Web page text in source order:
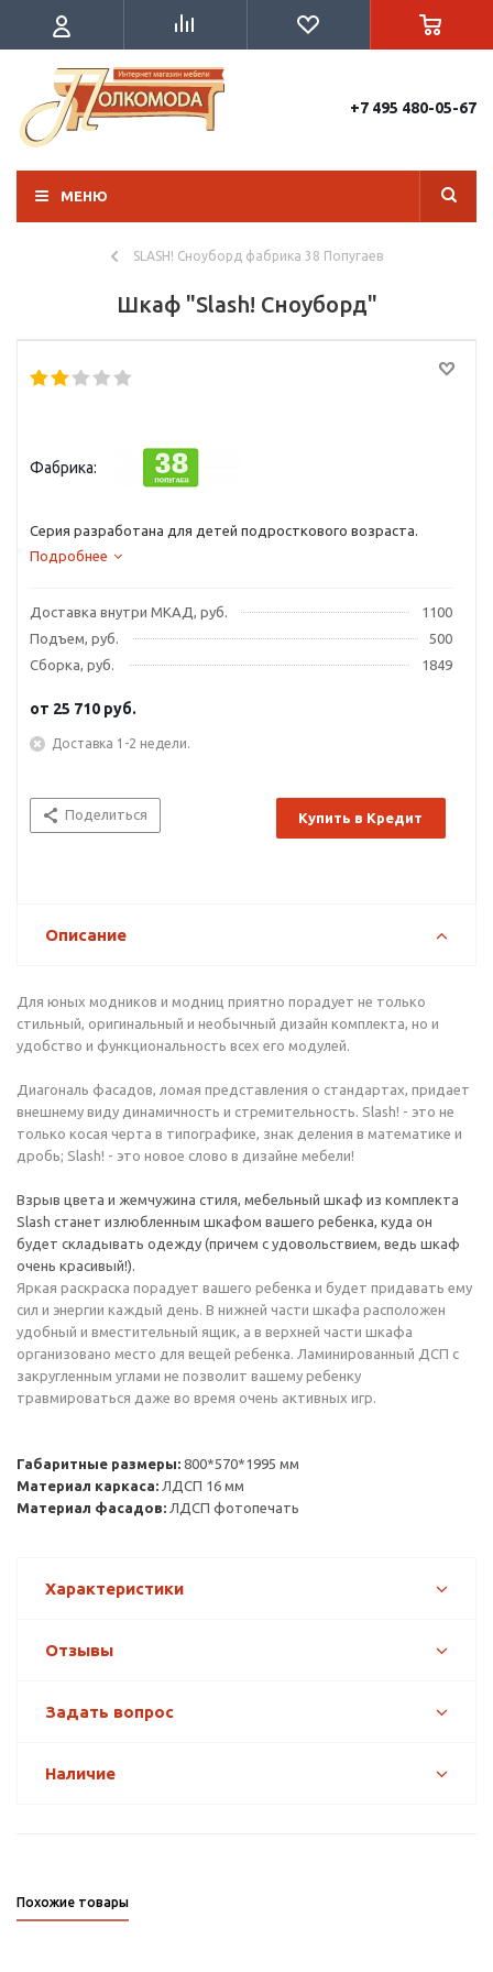
+7 495 480-05-67
МЕНЮ
SLASH! Сноуборд фабрика 38 Попугаев
Шкаф "Slash! Сноуборд"
Фабрика:
Серия разработана для детей подросткового возраста.
Подробнее
Доставка внутри МКАД, руб.
1100
Подъем, руб.
500
Сборка, руб.
1849
от 25 710 руб.
Доставка 1-2 недели.
Поделиться Купить в Кредит
Описание
Для юных модников и модниц приятно порадует не только
стильный, оригинальный и необычный дизайн комплекта, но и
удобство и функциональность всех его модулей.
Диагональ фасадов, ломая представления о стандартах, придает
внешнему виду динамичность и стремительность. Slash! - это не
только косая черта в типографике, знак деления в математике и
дробь; Slash! - это новое слово в дизайне мебели!
Взрыв цвета и жемчужина стиля, мебельный шкаф из комплекта
Slash станет излюбленным шкафом вашего ребенка, куда он
будет складывать одежду (причем с удовольствием, ведь шкаф
очень красивый!).
Яркая раскраска порадует вашего ребенка и будет придавать ему
сил и энергии каждый день. В нижней части шкафа расположен
удобный и вместительный ящик, а в верхней части шкафа
организовано место для вещей ребенка. Ламинированный ДСП с
закругленным углами не позволит вашему ребенку
травмироваться даже во время очень активных игр.
Габаритные размеры: 800*570*1995 мм
Материал каркаса: ЛДСП 16 мм
Материал фасадов: ЛДСП фотопечать
Характеристики
Отзывы
Задать вопрос
Наличие
Похожие товары